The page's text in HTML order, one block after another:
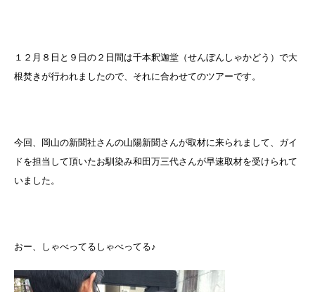
１２月８日と９日の２日間は千本釈迦堂（せんぼんしゃかどう）で大
根焚きが行われましたので、それに合わせてのツアーです。
今回、岡山の新聞社さんの山陽新聞さんが取材に来られまして、ガイ
ドを担当して頂いたお馴染み和田万三代さんが早速取材を受けられて
いました。
おー、しゃべってるしゃべってる♪